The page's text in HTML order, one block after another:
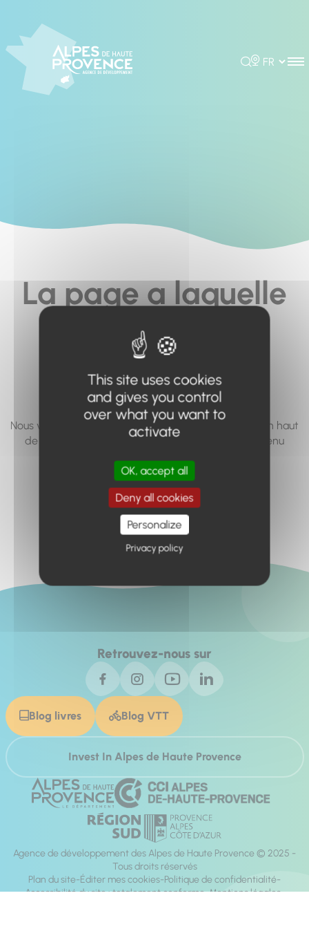
Rechercher
Choisir la
La page a laquelle
vous cherchez à
accéder n'existe
pas... ou plus.
Nous vous invitons à utiliser le moteur de recherche en haut
de page, ou à utiliser le menu pour trouver le contenu
Retour à l'accueil
Retrouvez-nous sur
Blog livres Blog VTT
Invest In Alpes de Haute Provence
Agence de développement des Alpes de Haute Provence © 2025 -
Tous droits réservés
Plan du site Éditer mes cookies Politique de confidentialité
Accessibilité du site : totalement conforme Mentions légales
This site uses cookies
and gives you control
over what you want to
activate
OK, accept all
Deny all cookies
Personalize
Privacy policy